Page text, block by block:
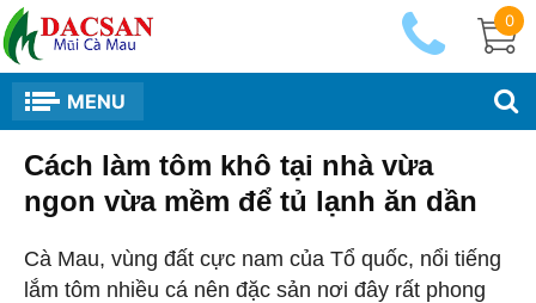
0
MENU
Cách làm tôm khô tại nhà vừa
ngon vừa mềm để tủ lạnh ăn dần
Cà Mau, vùng đất cực nam của Tổ quốc, nổi tiếng
lắm tôm nhiều cá nên đặc sản nơi đây rất phong